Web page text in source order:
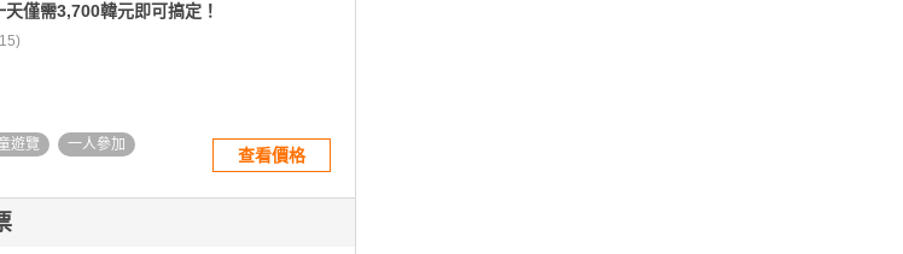
僅需3,700韓元即可搞定！
遊覽 一人參加
查看價格